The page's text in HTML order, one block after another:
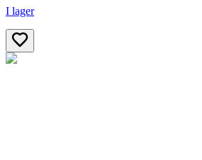
I lager